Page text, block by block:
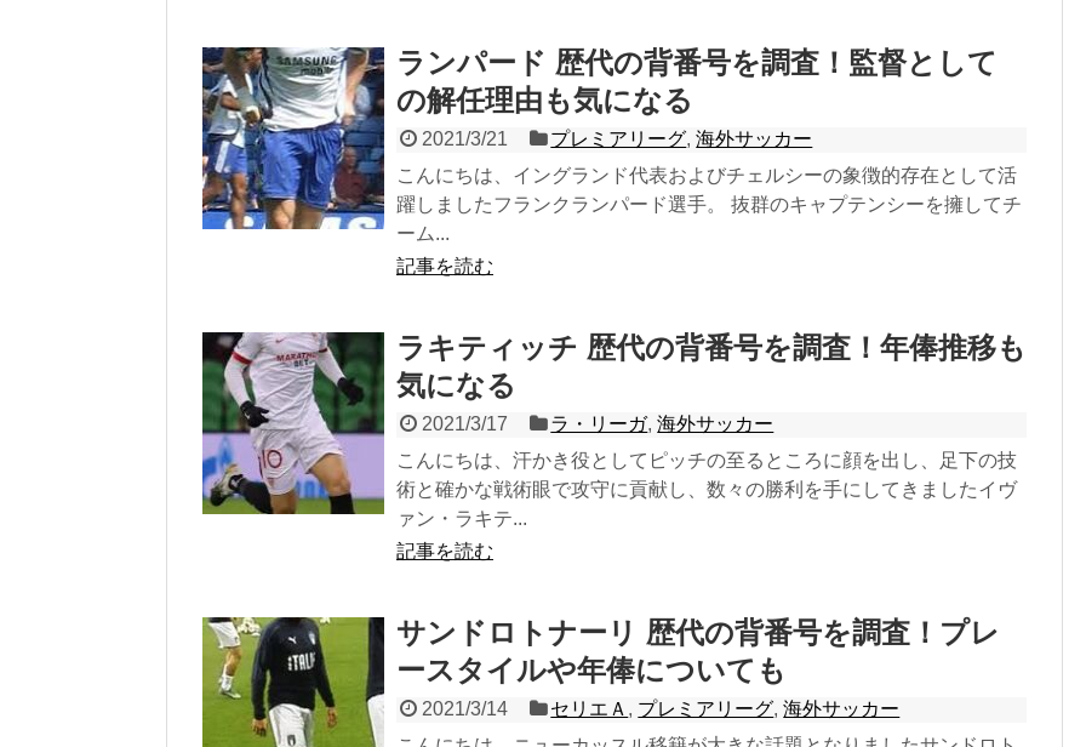
ランパード 歴代の背番号を調査！監督として
の解任理由も気になる
2021/3/21 プレミアリーグ,海外サッカー
こんにちは、イングランド代表およびチェルシーの象徴的存在として活
躍しましたフランクランパード選手。 抜群のキャプテンシーを擁してチ
ーム...
記事を読む
ラキティッチ 歴代の背番号を調査！年俸推移も
気になる
2021/3/17 ラ・リーガ,海外サッカー
こんにちは、汗かき役としてピッチの至るところに顔を出し、足下の技
術と確かな戦術眼で攻守に貢献し、数々の勝利を手にしてきましたイヴ
ァン・ラキテ...
記事を読む
サンドロトナーリ 歴代の背番号を調査！プレ
ースタイルや年俸についても
2021/3/14 セリエＡ , プレミアリーグ,海外サッカー